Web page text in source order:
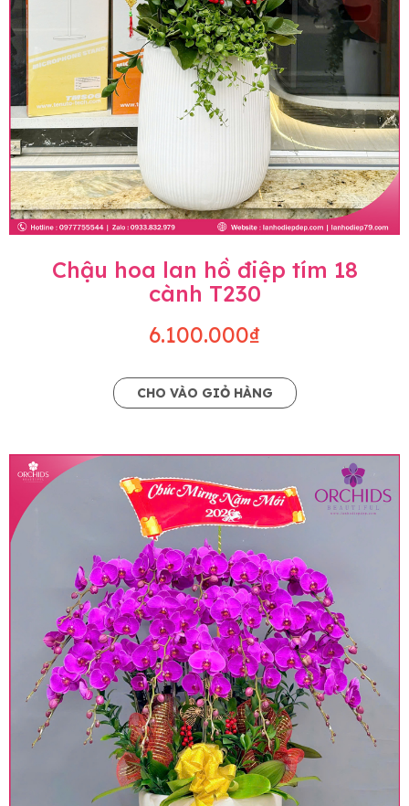
Chậu hoa lan hồ điệp tím 18
cành T230
6.100.000₫
CHO VÀO GIỎ HÀNG